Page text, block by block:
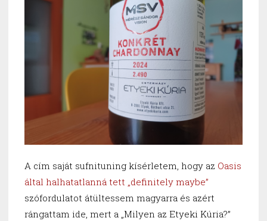
A cím saját sufnituning kísérletem, hogy az Oasis
által halhatatlanná tett „definitely maybe”
szófordulatot átültessem magyarra és azért
rángattam ide, mert a „Milyen az Etyeki Kúria?”